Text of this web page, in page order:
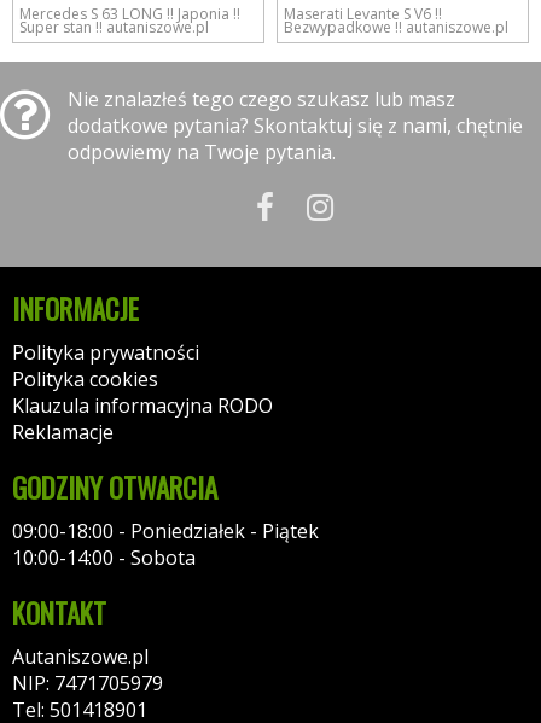
Mercedes S 63 LONG !! Japonia !!
Super stan !! autaniszowe.pl
Maserati Levante S V6 !!
Bezwypadkowe !! autaniszowe.pl
Nie znalazłeś tego czego szukasz lub masz
dodatkowe pytania? Skontaktuj się z nami, chętnie
odpowiemy na Twoje pytania.
INFORMACJE
Polityka prywatności
Polityka cookies
Klauzula informacyjna RODO
Reklamacje
GODZINY OTWARCIA
09:00-18:00 - Poniedziałek - Piątek
10:00-14:00 - Sobota
KONTAKT
Autaniszowe.pl
NIP: 7471705979
Tel: 501418901